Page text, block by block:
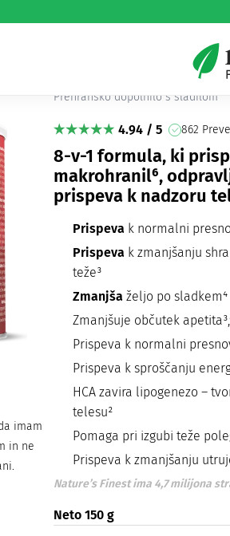
/ Metabolism Booster Extreme
imam
in ne
Metabolism
Prehransko dopolnilo s sladilom
4.94 / 5 862
8-v-1 formula, ki
makrohranil⁶,
prispeva k nadzoru
Prispeva k normalni
Prispeva k zmanjšanju
teže³
Zmanjša željo po sladkem⁴
Zmanjšuje občutek
Prispeva k normalni
Prispeva k sproščanju
HCA zavira lipogenezo –
telesu²
Pomaga pri izgubi teže
Prispeva k zmanjšanju
Nature’s Finest ima 4,7 milijona
Neto 150 g